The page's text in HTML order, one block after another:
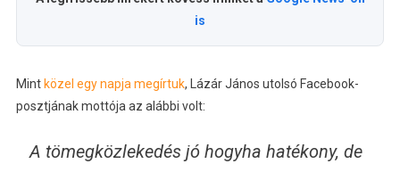
is
Mint közel egy napja megírtuk, Lázár János utolsó Facebook-
posztjának mottója az alábbi volt:
A tömegközlekedés jó hogyha hatékony, de